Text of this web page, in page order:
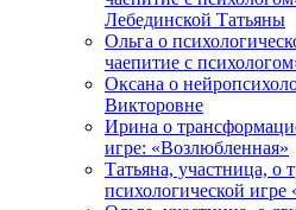
Лебединской Татьяны
Ольга о
чаепитие с
Оксана о
Викторовне
Ирина о
игре: «Возлюбленная»
Татьяна, участница, о
психологической